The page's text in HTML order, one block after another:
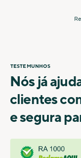
TESTEMUNHOS
Nós já
clientes
e segura